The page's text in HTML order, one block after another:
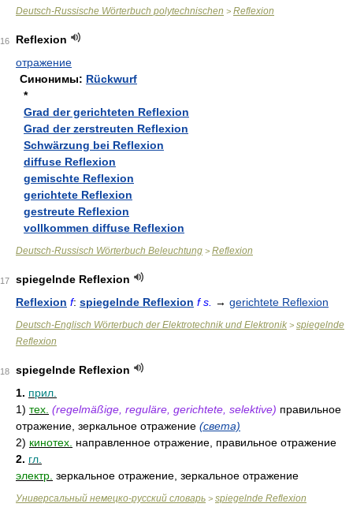
Deutsch-Russische Wörterbuch polytechnischen > Reflexion
16
Reflexion
отражение
Синонимы: Rückwurf
*
Grad der gerichteten Reflexion
Grad der zerstreuten Reflexion
Schwärzung bei Reflexion
diffuse Reflexion
gemischte Reflexion
gerichtete Reflexion
gestreute Reflexion
vollkommen diffuse Reflexion
Deutsch-Russisch Wörterbuch Beleuchtung > Reflexion
17
spiegelnde Reflexion
Reflexion f: spiegelnde Reflexion f s. → gerichtete Reflexion
Deutsch-Englisch Wörterbuch der Elektrotechnik und Elektronik > spiegelnde
Reflexion
18
spiegelnde Reflexion
1. прил.
1) тех. (regelmäßige, reguläre, gerichtete, selektive) правильное
отражение, зеркальное отражение (света)
2) кинотех. направленное отражение, правильное отражение
2. гл.
электр. зеркальное отражение, зеркальное отражение
Универсальный немецко-русский словарь > spiegelnde Reflexion